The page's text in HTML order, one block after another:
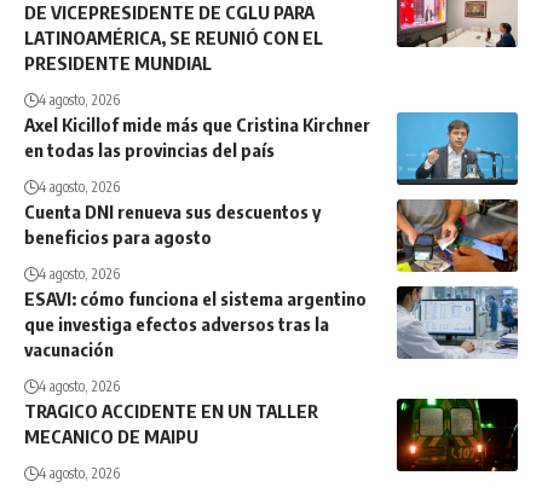
DE VICEPRESIDENTE DE CGLU PARA
LATINOAMÉRICA, SE REUNIÓ CON EL
PRESIDENTE MUNDIAL
4 agosto, 2026
Axel Kicillof mide más que Cristina Kirchner
en todas las provincias del país
4 agosto, 2026
Cuenta DNI renueva sus descuentos y
beneficios para agosto
4 agosto, 2026
ESAVI: cómo funciona el sistema argentino
que investiga efectos adversos tras la
vacunación
4 agosto, 2026
TRAGICO ACCIDENTE EN UN TALLER
MECANICO DE MAIPU
4 agosto, 2026